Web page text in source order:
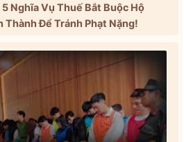
Nghĩa Vụ Thuế Bắt Buộc Hộ
Thành Để Tránh Phạt Nặng!